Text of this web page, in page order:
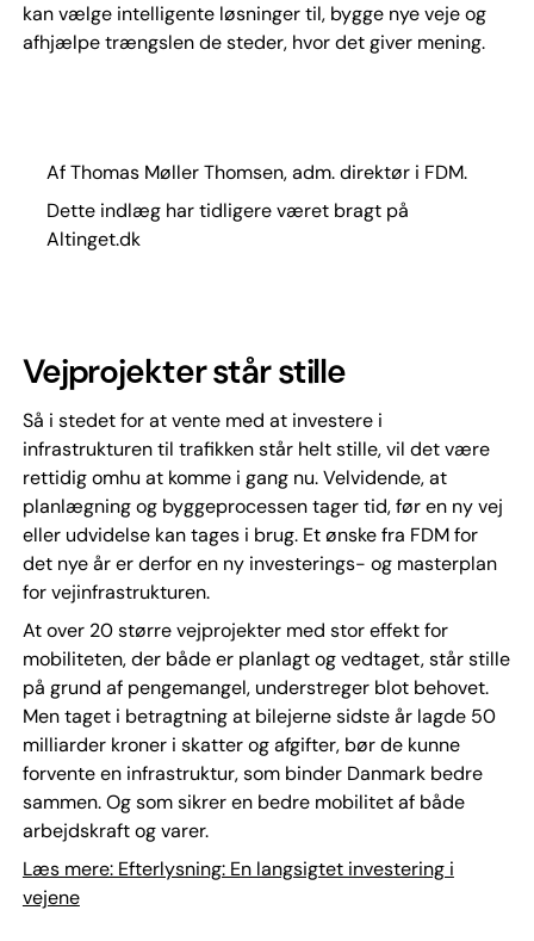
kan vælge intelligente løsninger til, bygge nye veje og
afhjælpe trængslen de steder, hvor det giver mening.
Af Thomas Møller Thomsen, adm. direktør i FDM.
Dette indlæg har tidligere været bragt på
Altinget.dk
Vejprojekter står stille
Så i stedet for at vente med at investere i
infrastrukturen til trafikken står helt stille, vil det være
rettidig omhu at komme i gang nu. Velvidende, at
planlægning og byggeprocessen tager tid, før en ny vej
eller udvidelse kan tages i brug. Et ønske fra FDM for
det nye år er derfor en ny investerings- og masterplan
for vejinfrastrukturen.
At over 20 større vejprojekter med stor effekt for
mobiliteten, der både er planlagt og vedtaget, står stille
på grund af pengemangel, understreger blot behovet.
Men taget i betragtning at bilejerne sidste år lagde 50
milliarder kroner i skatter og afgifter, bør de kunne
forvente en infrastruktur, som binder Danmark bedre
sammen. Og som sikrer en bedre mobilitet af både
arbejdskraft og varer.
Læs mere: Efterlysning: En langsigtet investering i
vejene